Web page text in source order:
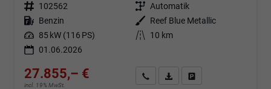
Fahrzeugnr. 102562 Getriebe Automatik
Kraftstoff Benzin Außenfarbe
Reef Blue Metallic
Leistung 85 kW (116 PS) Kilometerstand
10 km
01.06.2026
27.855,– €
incl. 19% MwSt.
Angebot anfordern
Fahrzeugexpose (PDF)